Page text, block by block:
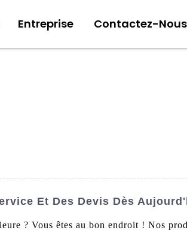
Entreprise Contactez-Nous
Et Des Devis Dès
? Vous êtes au bon endroit ! Nos